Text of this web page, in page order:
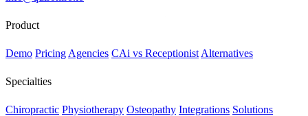
Product
Demo Pricing Agencies CAi vs Receptionist Alternatives
Specialties
Chiropractic Physiotherapy Osteopathy Integrations Solutions